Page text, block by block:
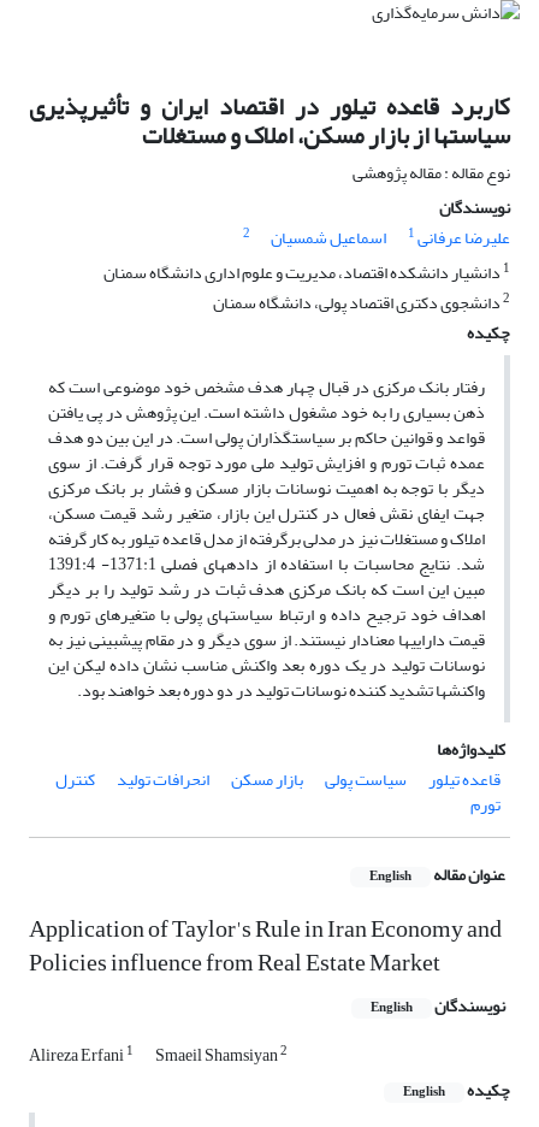
کاربرد قاعده تیلور در اقتصاد ایران و تأثیرپذیری
سیاستها از بازار مسکن، املاک و مستغلات
نوع مقاله : مقاله پژوهشی
نویسندگان
علیرضا عرفانی1 اسماعیل شمسیان
2
1 دانشیار دانشکده اقتصاد، مدیریت و علوم اداری دانشگاه سمنان
2دانشجوی دکتری اقتصاد پولی، دانشگاه سمنان
چکیده
رفتار بانک مرکزی در قبال چهار هدف مشخص خود موضوعی است که
ذهن بسیاری را به خود مشغول داشته است. این پژوهش در پی یافتن
قواعد و قوانین حاکم بر سیاست­گذاران پولی است. در این بین دو هدف
عمده ثبات تورم و افزایش تولید ملی مورد توجه قرار گرفت. از سوی
دیگر با توجه به اهمیت نوسانات بازار مسکن و فشار بر بانک مرکزی
جهت ایفای نقش فعال در کنترل این بازار، متغیر رشد قیمت مسکن،
املاک و مستغلات نیز در مدلی برگرفته از مدل قاعده تیلور به کار گرفته
شد. نتایج محاسبات با استفاده از داده­های فصلی 1371:1- 1391:4
مبین این است که بانک مرکزی هدف ثبات در رشد تولید را بر دیگر
اهداف خود ترجیح داده و ارتباط سیاست­های پولی با متغیرهای تورم و
قیمت دارایی­ها معنادار نیستند. از سوی دیگر و در مقام پیش­بینی نیز به
نوسانات تولید در یک دوره بعد واکنش مناسب نشان داده لیکن این
واکنش­ها تشدید کننده نوسانات تولید در دو دوره بعد خواهند بود.
کلیدواژه‌ها
قاعده تیلور
سیاست پولی بازار مسکن انحرافات تولید کنترل
تورم
عنوان مقاله English
Application of Taylor's Rule in Iran Economy and
Policies influence from Real Estate Market
نویسندگان English
Alireza Erfani1 Smaeil Shamsiyan2
چکیده English